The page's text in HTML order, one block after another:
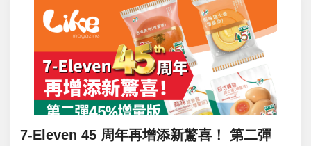
7-Eleven 45 周年再增添新驚喜！ 第二彈